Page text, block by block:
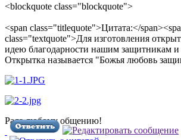
<blockquote class="blockquote">
<span class="titlequote">Цитата:</
class="textquote">Для изготовления
идею благодарности нашим защитникам
Открытка называется "Божья любовь
Рада любому общению!